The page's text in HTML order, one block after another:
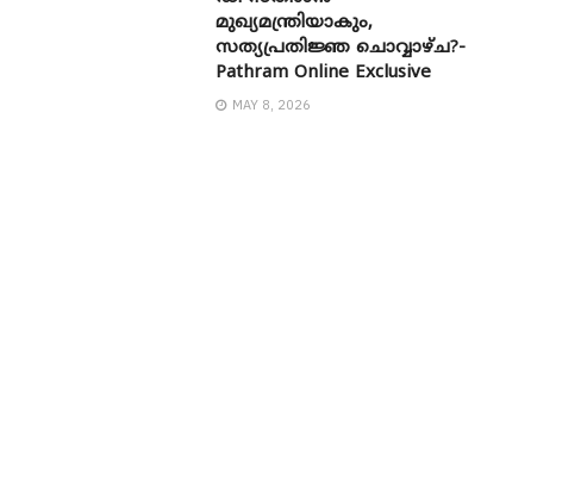
മുഖ്യമന്ത്രിയാകും,
സത്യപ്രതിജ്ഞ ചൊവ്വാഴ്ച?-
Pathram Online Exclusive
MAY 8, 2026